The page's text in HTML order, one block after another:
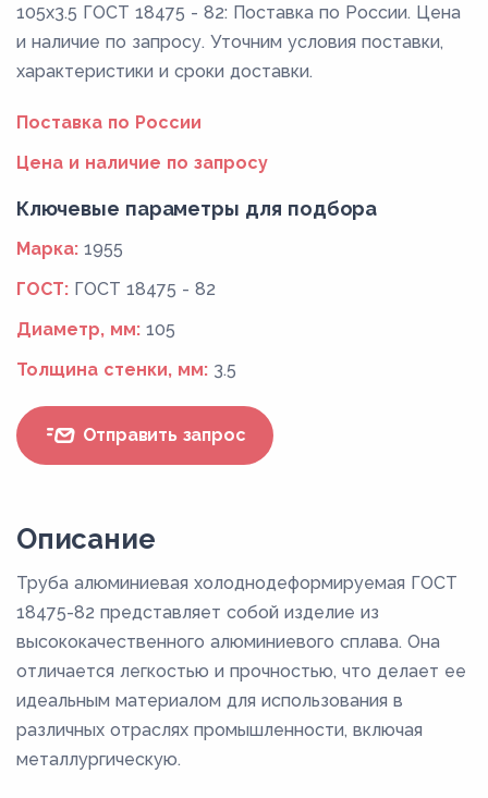
105x3.5 ГОСТ 18475 - 82: Поставка по России. Цена
и наличие по запросу. Уточним условия поставки,
характеристики и сроки доставки.
Поставка по России
Цена и наличие по запросу
Ключевые параметры для подбора
Марка: 1955
ГОСТ: ГОСТ 18475 - 82
Диаметр, мм: 105
Толщина стенки, мм: 3.5
Отправить запрос
Описание
Труба алюминиевая холоднодеформируемая ГОСТ
18475-82 представляет собой изделие из
высококачественного алюминиевого сплава. Она
отличается легкостью и прочностью, что делает ее
идеальным материалом для использования в
различных отраслях промышленности, включая
металлургическую.